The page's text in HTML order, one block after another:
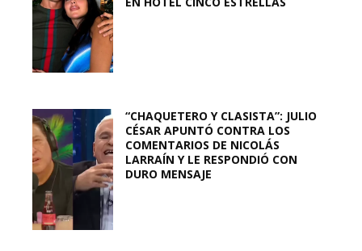
“CHAQUETERO Y CLASISTA”: JULIO
CÉSAR APUNTÓ CONTRA LOS
COMENTARIOS DE NICOLÁS
LARRAÍN Y LE RESPONDIÓ CON
DURO MENSAJE